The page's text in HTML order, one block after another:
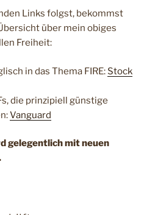
Links folgst, bekommst
über mein obiges
Freiheit:
in das Thema FIRE: Stock
die prinzipiell günstige
Vanguard
gelegentlich mit neuen